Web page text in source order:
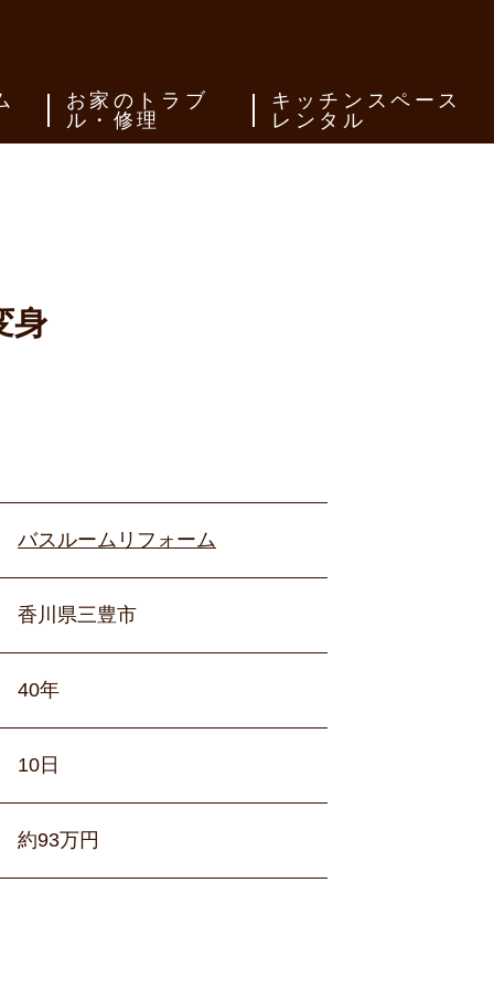
お家のトラブ
ル・修理
キッチンスペース
レンタル
身
バスルームリフォーム
香川県三豊市
40年
10日
約93万円